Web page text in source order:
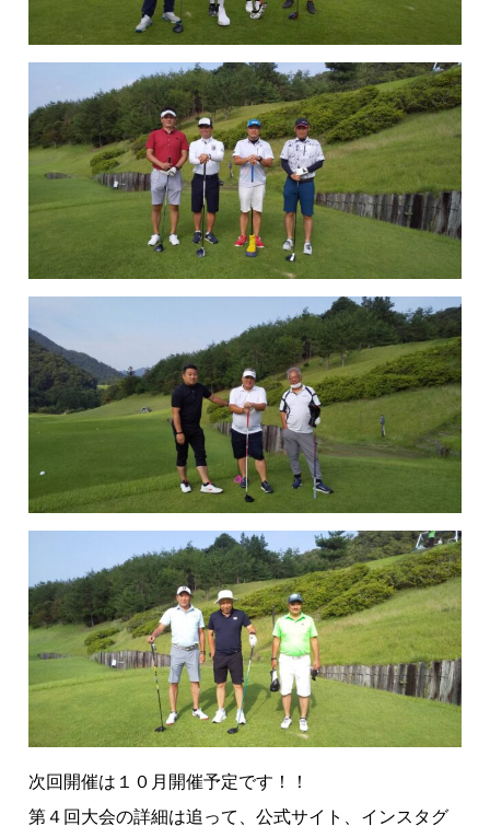
次回開催は１０月開催予定です！！
第４回大会の詳細は追って、公式サイト、インスタグ